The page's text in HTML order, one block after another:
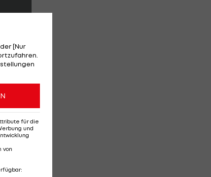
[Nur
für die
und
von
: